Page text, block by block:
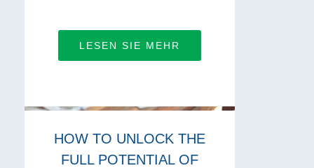
LESEN SIE MEHR
HOW TO UNLOCK THE
FULL POTENTIAL OF